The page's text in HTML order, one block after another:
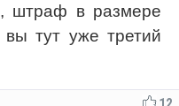
штраф в размере
вы тут уже третий
12